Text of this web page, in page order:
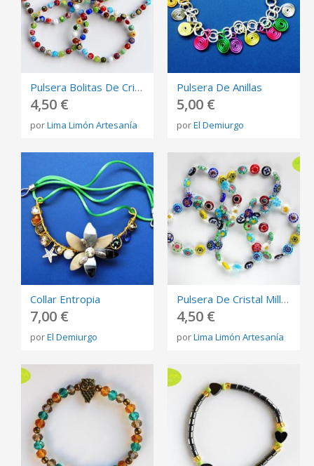
Pulsera Bolitas De Cristal Millefiori
4,50 €
porLima Limón Artesanía
Pulsera De Anillas
5,00 €
porEl Demiurgo
Collar Entropia
7,00 €
porEl Demiurgo
Pulsera De Cristal Millefiori
4,50 €
porLima Limón Artesanía